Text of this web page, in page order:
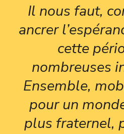
Il nous faut,
ancrer
cette
nombreuses
Ensemble,
pour un
plus fraternel,